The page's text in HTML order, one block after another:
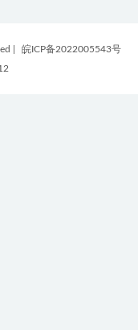
皖ICP备2022005543号